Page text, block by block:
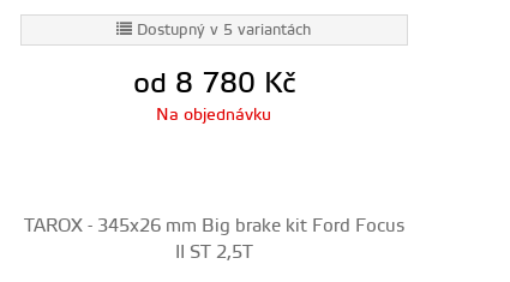
Dostupný v 5 variantách
od 8 780 Kč
Na objednávku
TAROX - 345x26 mm Big brake kit Ford Focus
II ST 2,5T